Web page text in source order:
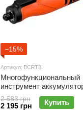
−15%
Артикул: BCRT8I
Многофункциональный
инструмент
BLACK+DECKER
2 583 грн
2 195 грн Купить